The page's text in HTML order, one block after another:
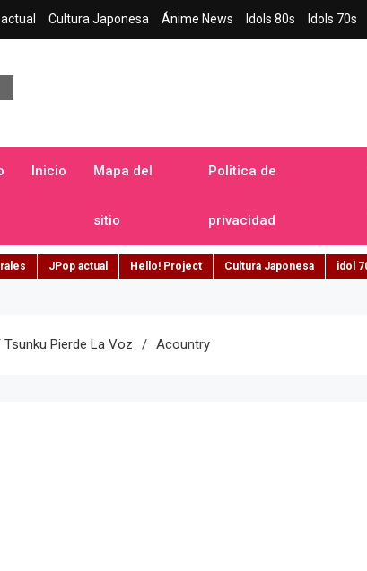
Cultura Japonesa Ánime News Idols 80s Idols 70s
Inicio Mapa del
sitio
Politica de
privacidad
JPop actual Hello! Project Cultura Japonesa idol
Tsunku Pierde La Voz Acountry